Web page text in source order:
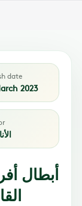
date
2023
أبطال